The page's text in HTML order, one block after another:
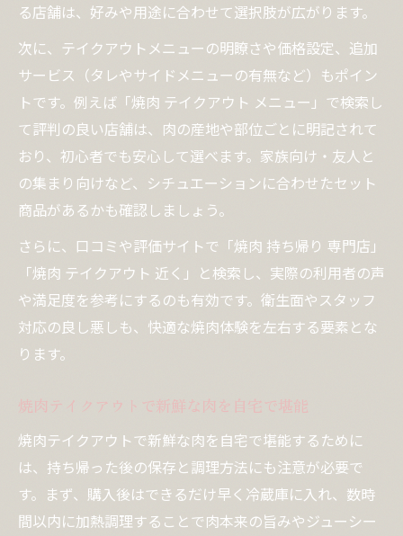
る店舗は、好みや用途に合わせて選択肢が広がります。
次に、テイクアウトメニューの明瞭さや価格設定、追加
サービス（タレやサイドメニューの有無など）もポイン
トです。例えば「焼肉 テイクアウト メニュー」で検索し
て評判の良い店舗は、肉の産地や部位ごとに明記されて
おり、初心者でも安心して選べます。家族向け・友人と
の集まり向けなど、シチュエーションに合わせたセット
商品があるかも確認しましょう。
さらに、口コミや評価サイトで「焼肉 持ち帰り 専門店」
「焼肉 テイクアウト 近く」と検索し、実際の利用者の声
や満足度を参考にするのも有効です。衛生面やスタッフ
対応の良し悪しも、快適な焼肉体験を左右する要素とな
ります。
焼肉テイクアウトで新鮮な肉を自宅で堪能
焼肉テイクアウトで新鮮な肉を自宅で堪能するために
は、持ち帰った後の保存と調理方法にも注意が必要で
す。まず、購入後はできるだけ早く冷蔵庫に入れ、数時
間以内に加熱調理することで肉本来の旨みやジューシー